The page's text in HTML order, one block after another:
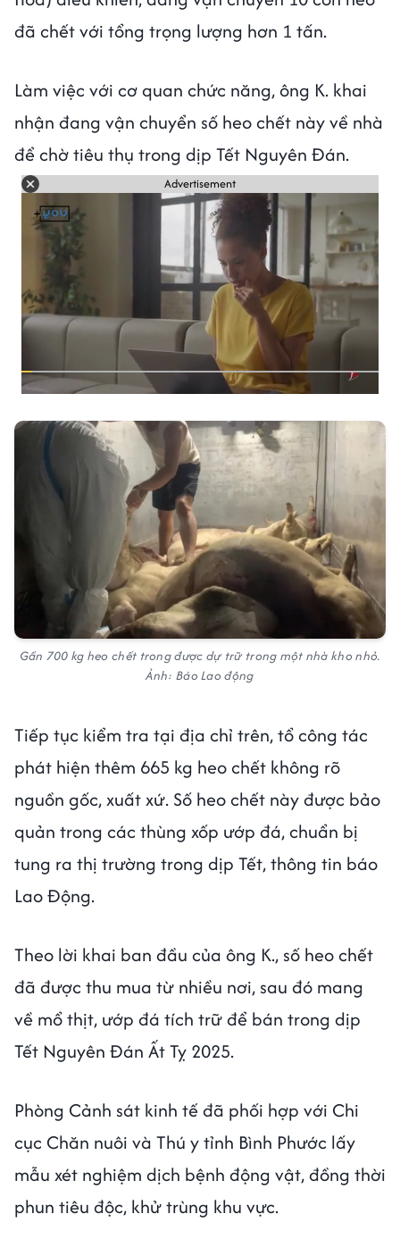
đã chết với tổng trọng lượng hơn 1 tấn.
Làm việc với cơ quan chức năng, ông K. khai
nhận đang vận chuyển số heo chết này về nhà
để chờ tiêu thụ trong dịp Tết Nguyên Đán.
Advertisement
Gần 700 kg heo chết trong được dự trữ trong một nhà kho nhỏ.
Ảnh: Báo Lao động
Tiếp tục kiểm tra tại địa chỉ trên, tổ công tác
phát hiện thêm 665 kg heo chết không rõ
nguồn gốc, xuất xứ. Số heo chết này được bảo
quản trong các thùng xốp ướp đá, chuẩn bị
tung ra thị trường trong dịp Tết, thông tin báo
Lao Động.
Theo lời khai ban đầu của ông K., số heo chết
đã được thu mua từ nhiều nơi, sau đó mang
về mổ thịt, ướp đá tích trữ để bán trong dịp
Tết Nguyên Đán Ất Tỵ 2025.
Phòng Cảnh sát kinh tế đã phối hợp với Chi
cục Chăn nuôi và Thú y tỉnh Bình Phước lấy
mẫu xét nghiệm dịch bệnh động vật, đồng thời
phun tiêu độc, khử trùng khu vực.